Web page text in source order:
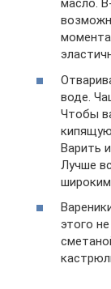
масло.
воде.
Чтобы
кипящую
Варить
Лучше
этого